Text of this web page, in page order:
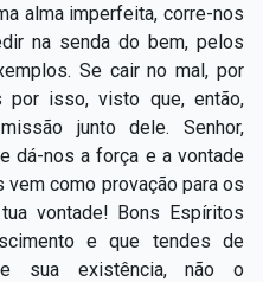
alma imperfeita, corre-nos
na senda do bem, pelos
Se cair no mal, por
por isso, visto que, então,
junto dele. Senhor,
dá-nos a força e a vontade
como provação para os
vontade! Bons Espíritos
e que tendes de
sua existência, não o